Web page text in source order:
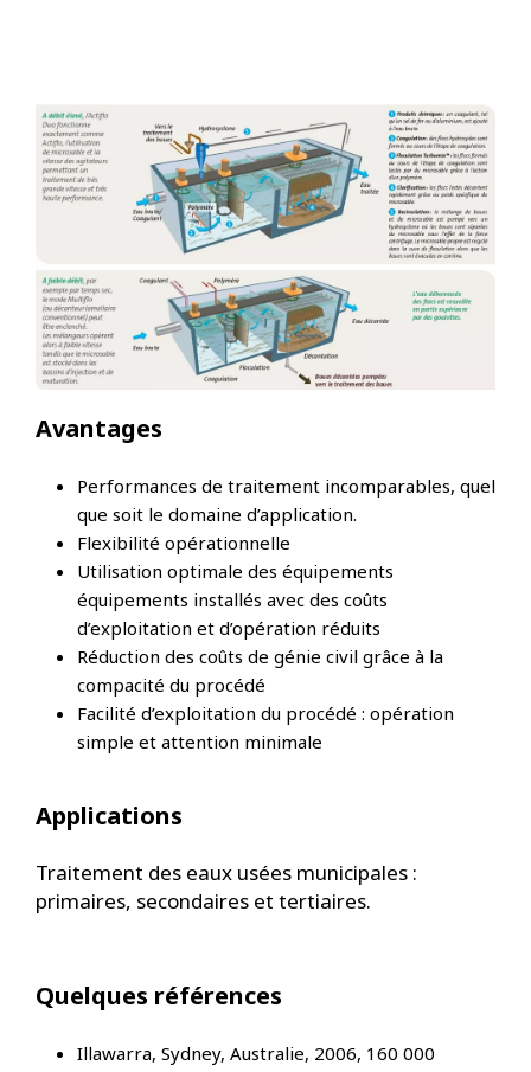
Avantages
Performances de traitement incomparables, quel
que soit le domaine d’application.
Flexibilité opérationnelle
Utilisation optimale des équipements
équipements installés avec des coûts
d’exploitation et d’opération réduits
Réduction des coûts de génie civil grâce à la
compacité du procédé
Facilité d’exploitation du procédé : opération
simple et attention minimale
Applications
Traitement des eaux usées municipales :
primaires, secondaires et tertiaires.
Quelques références
Illawarra, Sydney, Australie, 2006, 160 000